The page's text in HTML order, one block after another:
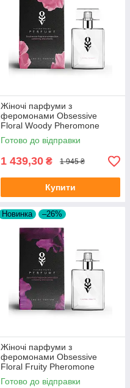
Жіночі парфуми з
феромонами Obsessive
Floral Woody Pheromone
Parfume, 30 мл
Готово до відправки
1 439,30 ₴ 1 945 ₴
Купити
Новинка –26%
Жіночі парфуми з
феромонами Obsessive
Floral Fruity Pheromone
Parfume, 30 мл
Готово до відправки